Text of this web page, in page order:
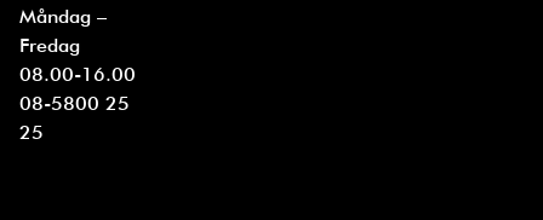
Måndag –
Fredag
08.00-16.00
08-5800 25
25